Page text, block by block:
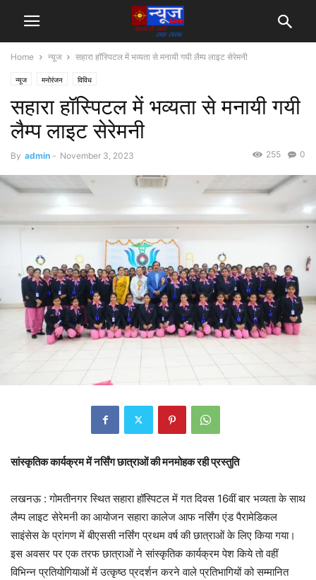
Home न्यूज सहारा हॉस्पिटल में भव्यता से मनायी गयी लैम्प लाइट सेरेमनी
न्यूज मनोरंजन विविध
सहारा हॉस्पिटल में भव्यता से मनायी गयी
लैम्प लाइट सेरेमनी
By admin - November 3, 2023 0
255
सांस्कृतिक कार्यक्रम में नर्सिंग छात्राओं की मनमोहक रही प्रस्तुति
लखनऊ : गोमतीनगर स्थित सहारा हॉस्पिटल में गत दिवस 16वीं बार भव्यता के साथ
लैम्प लाइट सेरेमनी का आयोजन सहारा कालेज आफ नर्सिंग एंड पैरामेडिकल
साइंसेस के प्रांगण में बीएससी नर्सिंग प्रथम वर्ष की छात्राओं के लिए किया गया।
इस अवसर पर एक तरफ छात्राओं ने सांस्कृतिक कार्यक्रम पेश किये तो वहीं
विभिन्न प्रतियोगियाओं में उत्कृष्ठ प्रदर्शन करने वाले प्रतिभागियों को सम्मानित